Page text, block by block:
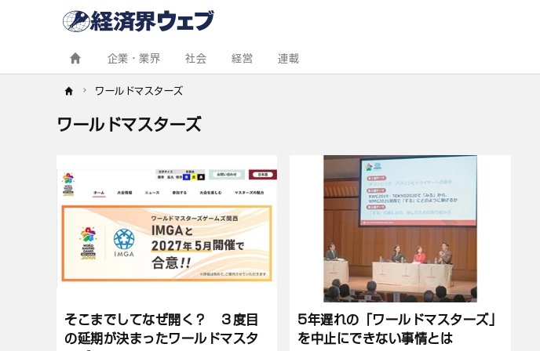
企業・業界 社会 経営 連載
ワールドマスターズ
ワールドマスターズ
一
覧
そこまでしてなぜ開く？ ３度目
の延期が決まったワールドマスタ
5年遅れの「ワールドマスターズ」
を中止にできない事情とは